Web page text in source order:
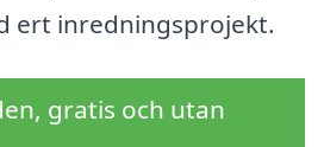
ert inredningsprojekt.
gratis och utan